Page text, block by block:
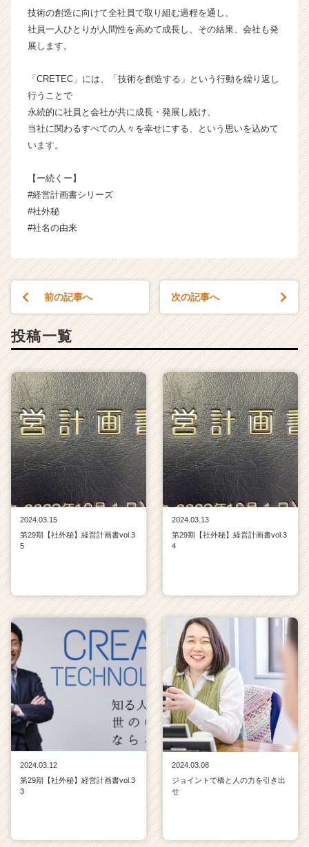
ら
ス
カ
が
く
就
活
チ
（C
C
a
r
e
e
r）
技術の創造に向けて全社員で取り組む過程を通し、
社員一人ひとりが人間性を高めて成長し、その結果、会社も発
展します。
「CRETEC」には、「技術を創造する」という行動を繰り返し
行うことで
永続的に社員と会社が共に成長・発展し続け、
当社に関わるすべての人々を幸せにする、という思いを込めて
います。
【ー続くー】
#経営計画書シリーズ
#社外秘
#社名の由来
前の記事へ 次の記事へ
投稿一覧
2024.03.15
第29期【社外秘】経営計画書vol.3
5
2024.03.13
第29期【社外秘】経営計画書vol.3
4
2024.03.12
第29期【社外秘】経営計画書vol.3
3
2024.03.08
ジョイントで橋と人の力を引き出
せ